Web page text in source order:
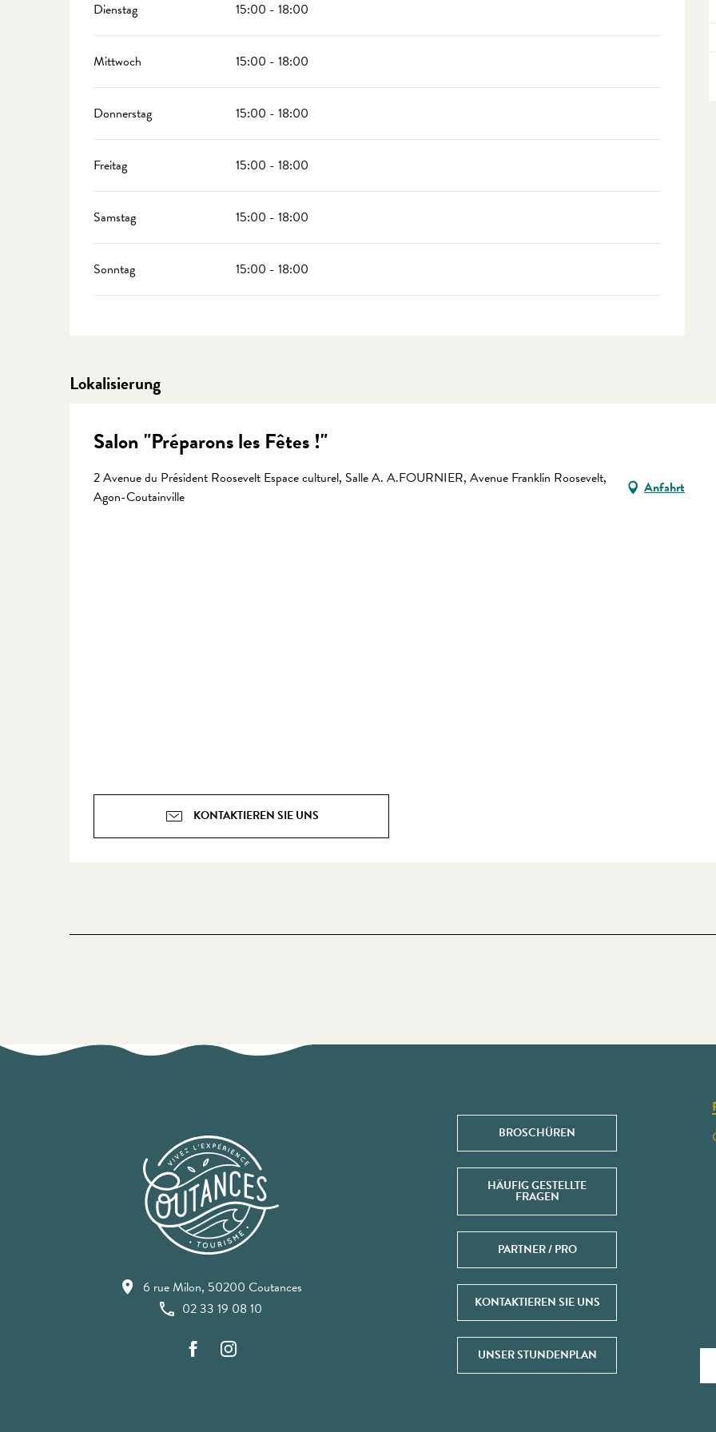
Dienstag 15:00 - 18:00
Mittwoch 15:00 - 18:00
Donnerstag 15:00 - 18:00
Freitag 15:00 - 18:00
Samstag 15:00 - 18:00
Sonntag 15:00 - 18:00
Lokalisierung
Salon "Préparons les Fêtes !"
2 Avenue du Président Roosevelt Espace culturel, Salle A. A.FOURNIER, Avenue Franklin Roosevelt,
Agon-Coutainville
Anfahrt
KONTAKTIEREN SIE UNS
6 rue Milon, 50200 Coutances
02 33 19 08 10
BROSCHÜREN
HÄUFIG GESTELLTE
FRAGEN
PARTNER / PRO
KONTAKTIEREN SIE UNS
UNSER STUNDENPLAN